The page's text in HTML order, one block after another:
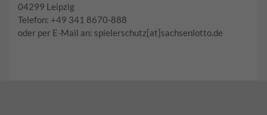
04299 Leipzig
Telefon: +49 341 8670-888
oder per E-Mail an: spielerschutz[at]sachsenlotto.de